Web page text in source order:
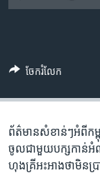
រចនា
ចូល​
ទំព័រ​
បណ្តាញ​សង្គម
ភាសា
ចែករំលែក
ព័ត៌មានសំខាន់ៗអំពីកម្
ចូល​ជាមួយ​បក្ស​កាន់​អំណ
ហុងគ្រី​អះអាង​ថា​មិន​​ប្រ